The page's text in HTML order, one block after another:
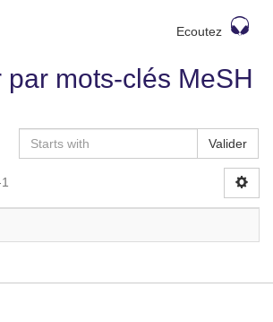
Ecoutez
par mots-clés MeSH
Valider